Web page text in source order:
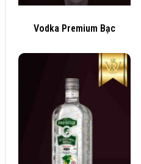
Vodka Premium Bạc